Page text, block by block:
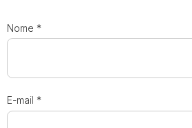
Nome *
E-mail *